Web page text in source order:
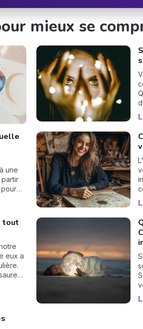
mieux se
une
partir
tout
eux a
vue